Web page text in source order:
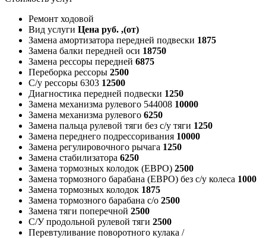
Ремонт ходовой
Вид услуги Цена руб. ,(от)
Замена амортизатора передней подвески 1875
Замена балки передней оси 18750
Замена рессоры передней 6875
Переборка рессоры 2500
С/у рессоры 6303 12500
Диагностика передней подвески 1250
Замена механизма рулевого 544008 10000
Замена механизма рулевого 6250
Замена пальца рулевой тяги без с/у тяги 1250
Замена переднего подрессоривания 10000
Замена регулировочного рычага 1250
Замена стабилизатора 6250
Замена тормозных колодок (ЕВРО) 2500
Замена тормозного барабана (ЕВРО) без с/у колеса 1000
Замена тормозных колодок 1875
Замена тормозного барабана с/о 2500
Замена тяги поперечной 2500
С/У продольной рулевой тяги 2500
Перевтуливание поворотного кулака /